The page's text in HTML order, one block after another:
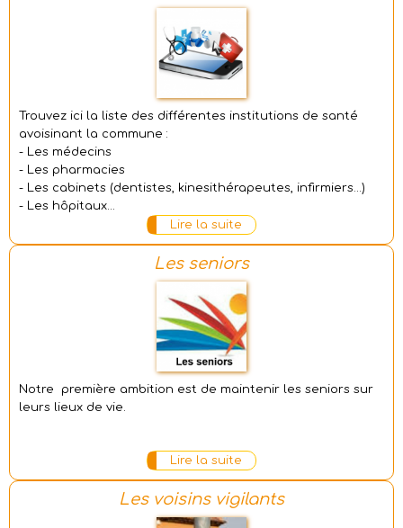
Trouvez ici la liste des différentes institutions de santé
avoisinant la commune :
- Les médecins
- Les pharmacies
- Les cabinets (dentistes, kinesithérapeutes, infirmiers...)
- Les hôpitaux...
Lire la suite
Les seniors
Notre première ambition est de maintenir les seniors sur
leurs lieux de vie.
Lire la suite
Les voisins vigilants